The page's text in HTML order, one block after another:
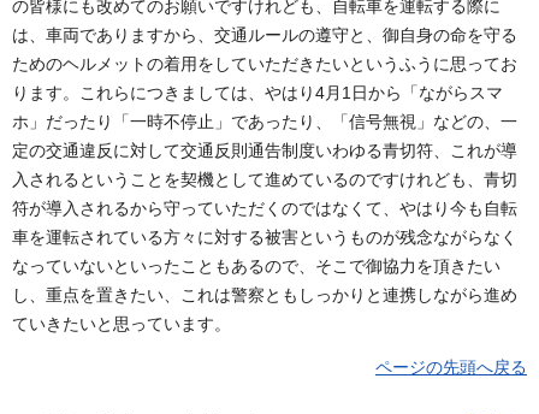
の皆様にも改めてのお願いですけれども、自転車を運転する際に
は、車両でありますから、交通ルールの遵守と、御自身の命を守る
ためのヘルメットの着用をしていただきたいというふうに思ってお
ります。これらにつきましては、やはり4月1日から「ながらスマ
ホ」だったり「一時不停止」であったり、「信号無視」などの、一
定の交通違反に対して交通反則通告制度いわゆる青切符、これが導
入されるということを契機として進めているのですけれども、青切
符が導入されるから守っていただくのではなくて、やはり今も自転
車を運転されている方々に対する被害というものが残念ながらなく
なっていないといったこともあるので、そこで御協力を頂きたい
し、重点を置きたい、これは警察ともしっかりと連携しながら進め
ていきたいと思っています。
ページの先頭へ戻る